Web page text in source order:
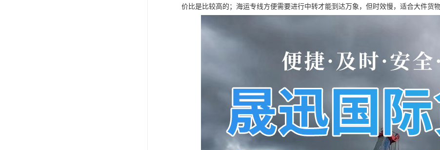
价比是比较高的；海运专线方便需要进行中转才能到达万象，但时效慢，适合大件货